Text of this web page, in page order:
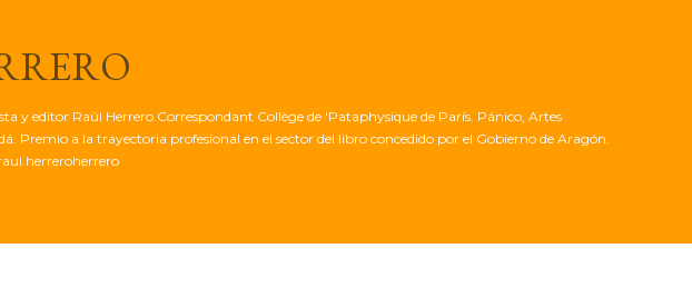
y editor Raúl Herrero.Correspondant Collège de 'Pataphysique de París. Pánico, Artes
Premio a la trayectoria profesional en el sector del libro concedido por el Gobierno de Aragón.